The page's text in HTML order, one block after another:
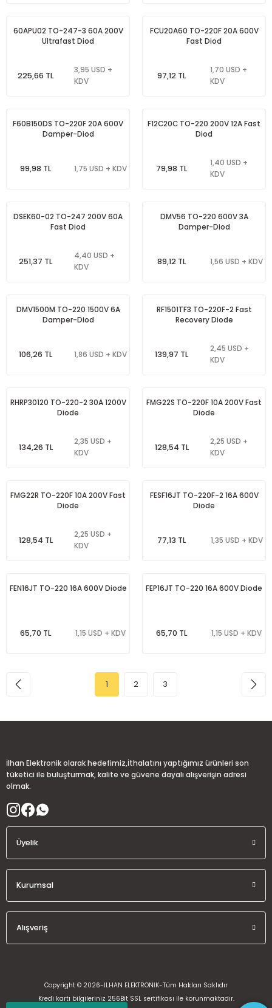
60APU02 TO-247-3 60A 200V
Ultrafast Diod
225,66 TL
3,95 USD +
KDV
FCU20A60 TO-220F 20A 600V
Fast Diod
97,12 TL
1,70 USD +
KDV
F60B150DS TO-220F 20A 600V
Damper-Diod
99,98 TL 1,75 USD + KDV
F12C20C TO-220 200V 12A Fast
Diod
79,98 TL
1,40 USD +
KDV
DSEK60-02 TO-247 200V 60A
Fast Diod
251,37 TL
4,40 USD +
KDV
DMV56 TO-220 600V 3A
Damper-Diod
89,12 TL 1,56 USD + KDV
DMV1500M TO-220 1500V 6A
Damper-Diod
106,26 TL 1,86 USD + KDV
RF1501TF3 TO-220F-2 Fast
Recovery Diode
139,97 TL
2,45 USD +
KDV
RHRP30120 TO-220-2 30A 1200V
Diode
134,26 TL
2,35 USD +
KDV
FMG22S TO-220F 10A 200V Fast
Diode
128,54 TL
2,25 USD +
KDV
FMG22R TO-220F 10A 200V Fast
Diode
128,54 TL
2,25 USD +
KDV
FESF16JT TO-220F-2 16A 600V
Diode
77,13 TL 1,35 USD + KDV
FEN16JT TO-220 16A 600V Diode
65,70 TL 1,15 USD + KDV
FEP16JT TO-220 16A 600V Diode
65,70 TL 1,15 USD + KDV
1 2 3
İlhan Elektronik olarak hedefimiz,İthalatını yaptığımız ürünleri son
tüketici ile buluşturmak, kalite ve güvene dayalı alışverişin adresi
olmak.
Üyelik
Kurumsal
Alışveriş
Copyright © 2026-İLHAN ELEKTRONİK-Tüm Hakları Saklıdır
Kredi kartı bilgileriniz 256Bit SSL sertifikası ile korunmaktadır.